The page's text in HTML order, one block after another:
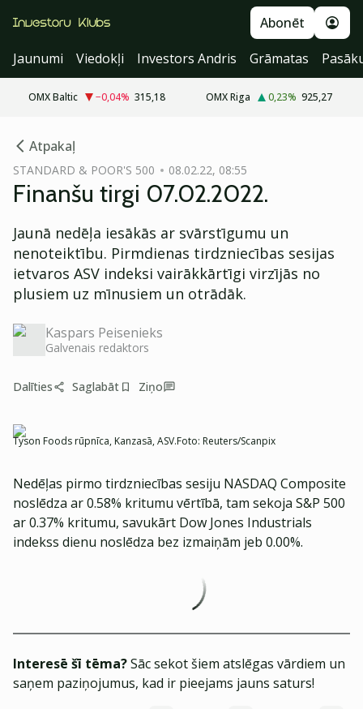
Abonēt
Jaunumi
Viedokļi Investors Andris Grāmatas
OMX Baltic −0,04% 315,18 OMX Riga 0,23% 925,27
Atpakaļ
STANDARD & POOR'S 500 08.02.22, 08:55
Finanšu tirgi 07.02.2022.
Jaunā nedēļa iesākās ar svārstīgumu un
nenoteiktību. Pirmdienas tirdzniecības sesijas
ietvaros ASV indeksi vairākkārtīgi virzījās no
plusiem uz mīnusiem un otrādāk.
Kaspars Peisenieks
Galvenais redaktors
Dalīties Saglabāt Ziņo
Tyson Foods rūpnīca, Kanzasā, ASV.Foto: Reuters/Scanpix
Nedēļas pirmo tirdzniecības sesiju NASDAQ Composite
noslēdza ar 0.58% kritumu vērtībā, tam sekoja S&P 500
ar 0.37% kritumu, savukārt Dow Jones Industrials
indekss dienu noslēdza bez izmaiņām jeb 0.00%.
Interesē šī tēma?Sāc sekot šiem atslēgas vārdiem un
saņem paziņojumus, kad ir pieejams jauns saturs!